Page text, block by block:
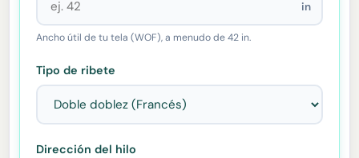
in
Ancho útil de tu tela (WOF), a menudo de 42 in.
Tipo de ribete
Dirección del hilo